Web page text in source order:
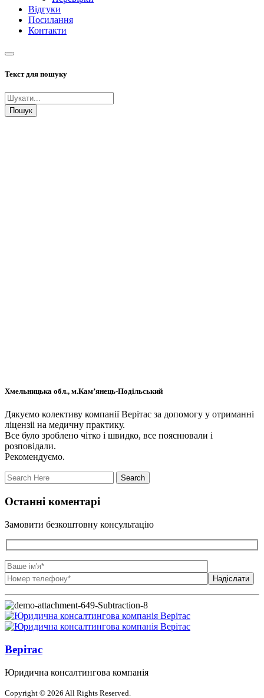
Відгуки
Посилання
Контакти
Текст для пошуку
Хмельницька обл., м.Кам’янець-Подільський
Дякуємо колективу компанії Верітас за допомогу у отриманні
ліцензіі на медичну практику.
Все було зроблено чітко і швидко, все пояснювали і
розповідали.
Рекомендуємо.
Останні коментарі
Замовити безкоштовну консультацію
Верітас
Юридична консалтингова компанія
Copyright © 2026 All Rights Reserved.